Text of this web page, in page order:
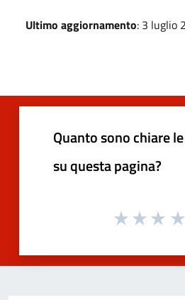
Ultimo aggiornamento: 3 luglio
Quanto sono chiare
su questa pagina?